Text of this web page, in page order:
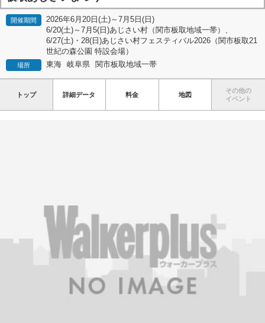
開催期間
2026年6月20日(土)～7月5日(日)
6/20(土)～7月5(日)あじさい村（関市板取地域一帯）、
6/27(土)・28(日)あじさい村フェスティバル2026（関市板取21
世紀の森公園 特設会場）
場所 東海 岐阜県 関市板取地域一帯
トップ 詳細データ 料金 地図
その他の
イベント